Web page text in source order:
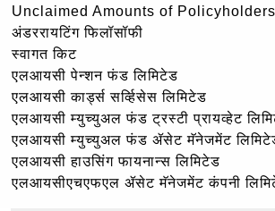
Unclaimed Amounts of Policyholders
अंडररायटिंग फिलॉसॉफी
स्वागत किट
एलआयसी पेन्शन फंड लिमिटेड
एलआयसी कार्ड्स सर्व्हिसेस लिमिटेड
एलआयसी म्युच्युअल फंड ट्रस्टी प्रायव्हेट
एलआयसी म्युच्युअल फंड ॲसेट मॅनेजमेंट
एलआयसी हाउसिंग फायनान्स लिमिटेड
एलआयसीएचएफएल ॲसेट मॅनेजमेंट कंपनी